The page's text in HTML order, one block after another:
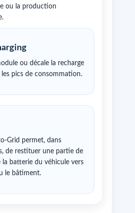
ou la production
ou décale la recharge
pics de consommation.
Grid permet, dans
de restituer une partie de
la batterie du véhicule vers
le bâtiment.